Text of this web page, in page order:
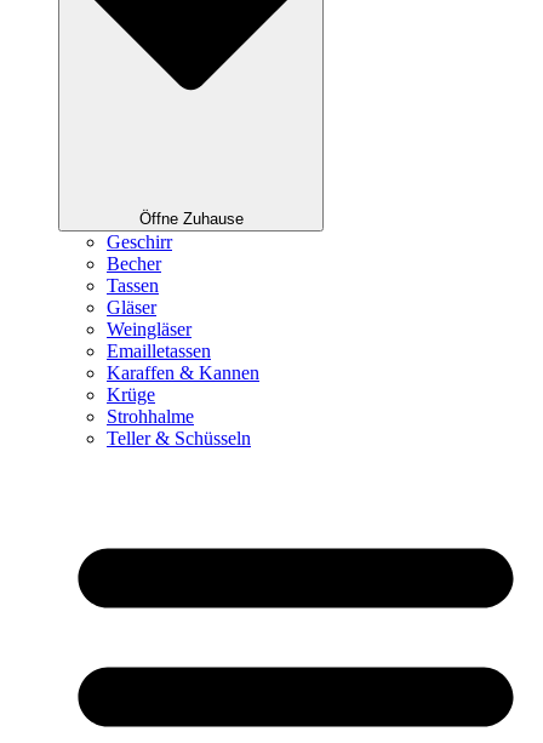
Öffne Zuhause
Geschirr
Becher
Tassen
Gläser
Weingläser
Emailletassen
Karaffen & Kannen
Krüge
Strohhalme
Teller & Schüsseln